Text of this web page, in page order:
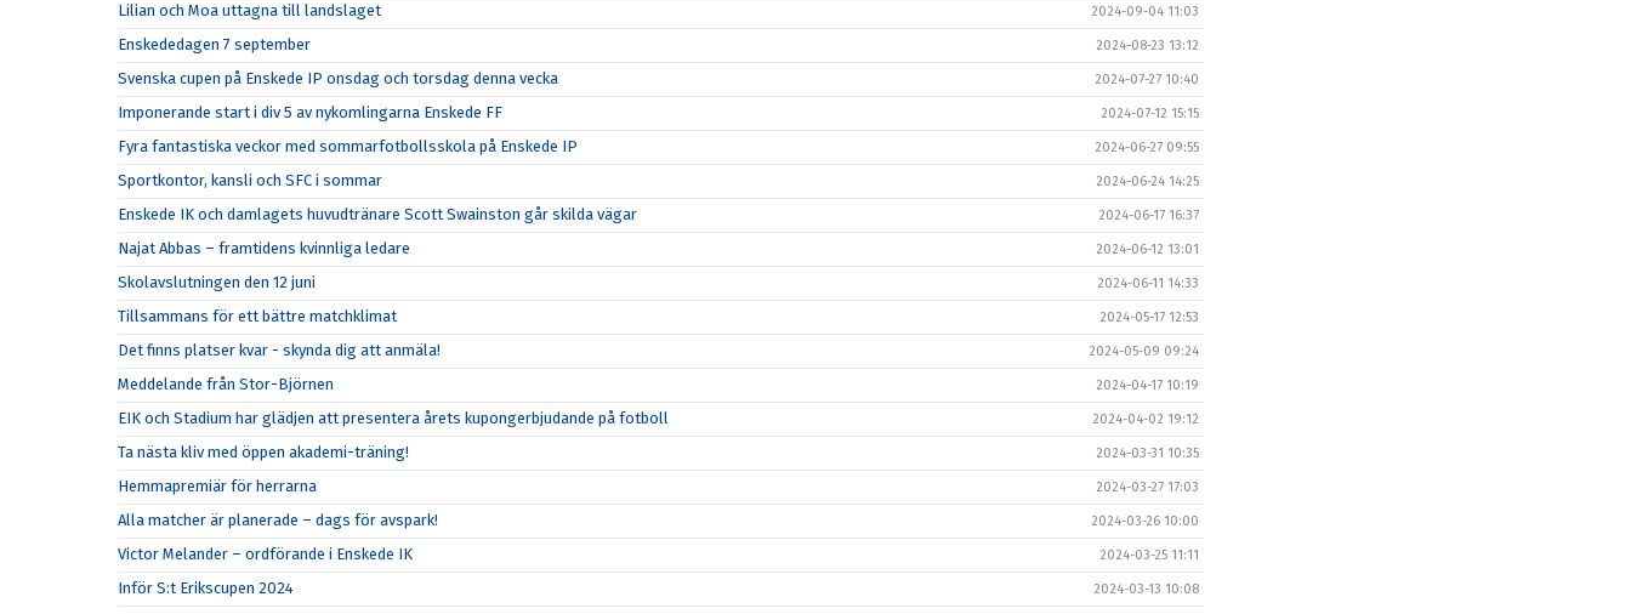
Lilian och Moa uttagna till landslaget 2024-09-04 11:03
Enskededagen 7 september 2024-08-23 13:12
Svenska cupen på Enskede IP onsdag och torsdag denna vecka 2024-07-27 10:40
Imponerande start i div 5 av nykomlingarna Enskede FF 2024-07-12 15:15
Fyra fantastiska veckor med sommarfotbollsskola på Enskede IP 2024-06-27 09:55
Sportkontor, kansli och SFC i sommar 2024-06-24 14:25
Enskede IK och damlagets huvudtränare Scott Swainston går skilda vägar 2024-06-17 16:37
Najat Abbas – framtidens kvinnliga ledare 2024-06-12 13:01
Skolavslutningen den 12 juni 2024-06-11 14:33
Tillsammans för ett bättre matchklimat 2024-05-17 12:53
Det finns platser kvar - skynda dig att anmäla! 2024-05-09 09:24
Meddelande från Stor-Björnen 2024-04-17 10:19
EIK och Stadium har glädjen att presentera årets kupongerbjudande på fotboll 2024-04-02 19:12
Ta nästa kliv med öppen akademi-träning! 2024-03-31 10:35
Hemmapremiär för herrarna 2024-03-27 17:03
Alla matcher är planerade – dags för avspark! 2024-03-26 10:00
Victor Melander – ordförande i Enskede IK 2024-03-25 11:11
Inför S:t Erikscupen 2024 2024-03-13 10:08